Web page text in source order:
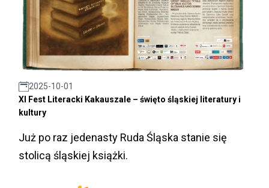
2025-10-01
XI Fest Literacki Kakauszale – święto śląskiej literatury i
kultury
Już po raz jedenasty Ruda Śląska stanie się
stolicą śląskiej książki.